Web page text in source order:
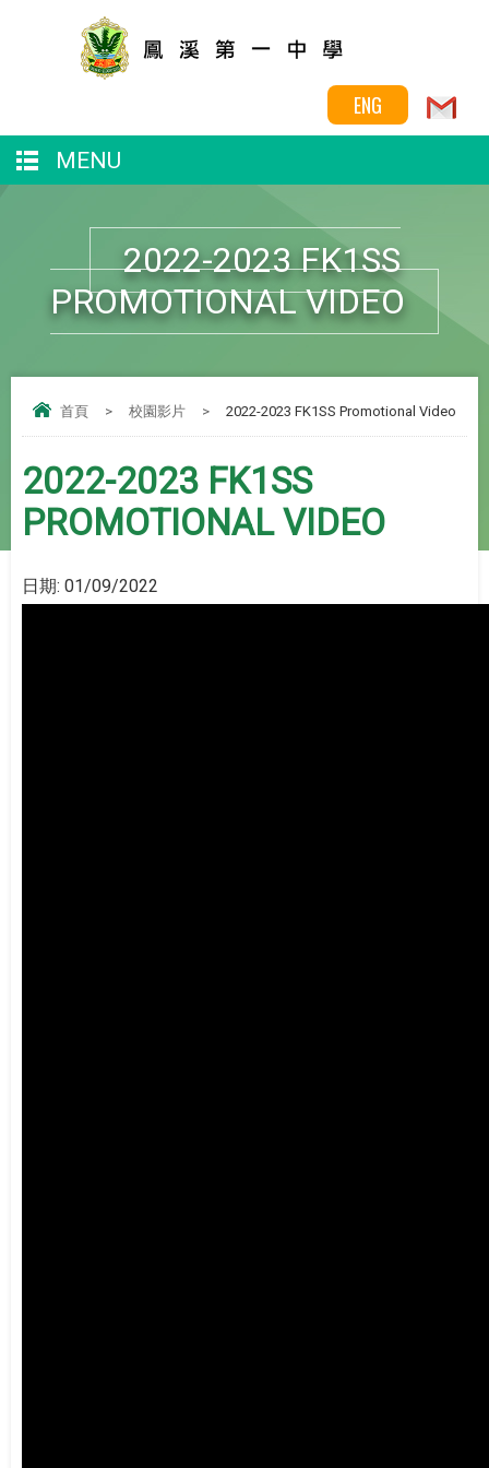
ENG
MENU
2022-2023 FK1SS
PROMOTIONAL VIDEO
首頁 > 校園影片 > 2022-2023 FK1SS Promotional Video
2022-2023 FK1SS
PROMOTIONAL VIDEO
日期: 01/09/2022